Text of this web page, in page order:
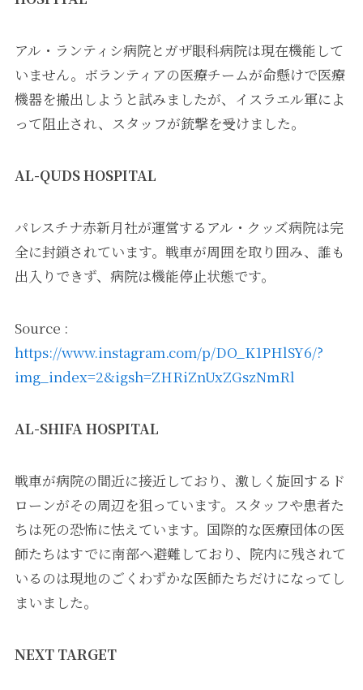
アル・ランティシ病院とガザ眼科病院は現在機能して
いません。ボランティアの医療チームが命懸けで医療
機器を搬出しようと試みましたが、イスラエル軍によ
って阻止され、スタッフが銃撃を受けました。
AL-QUDS HOSPITAL
パレスチナ赤新月社が運営するアル・クッズ病院は完
全に封鎖されています。戦車が周囲を取り囲み、誰も
出入りできず、病院は機能停止状態です。
Source :
https://www.instagram.com/p/DO_K1PHlSY6/?
img_index=2&igsh=ZHRiZnUxZGszNmRl
AL-SHIFA HOSPITAL
戦車が病院の間近に接近しており、激しく旋回するド
ローンがその周辺を狙っています。スタッフや患者た
ちは死の恐怖に怯えています。国際的な医療団体の医
師たちはすでに南部へ避難しており、院内に残されて
いるのは現地のごくわずかな医師たちだけになってし
まいました。
NEXT TARGET